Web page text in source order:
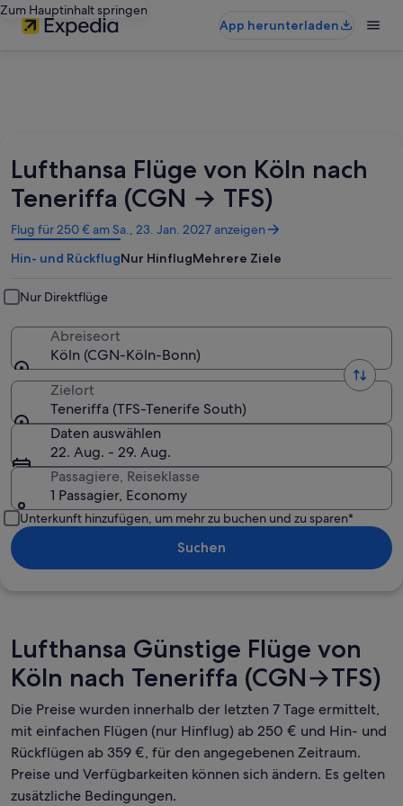
Zum Hauptinhalt springen
App herunterladen
Lufthansa Flüge von Köln nach
Teneriffa (CGN → TFS)
Flug für 250 € am Sa., 23. Jan. 2027 anzeigen
Wird
in
einem
Fenster
geöffnet
Hin- und RückflugNur HinflugMehrere Ziele
Nur Direktflüge
Abreiseort
Köln (CGN-Köln-Bonn)
Zielort
Teneriffa (TFS-Tenerife South)
Daten auswählen
22. Aug. - 29. Aug.
Passagiere, Reiseklasse
1 Passagier, Economy
Unterkunft hinzufügen, um mehr zu buchen und zu sparen*
Suchen
Lufthansa Günstige Flüge von
Köln nach Teneriffa (CGN→TFS)
Die Preise wurden innerhalb der letzten 7 Tage ermittelt,
mit einfachen Flügen (nur Hinflug) ab 250 € und Hin- und
Rückflügen ab 359 €, für den angegebenen Zeitraum.
Preise und Verfügbarkeiten können sich ändern. Es gelten
zusätzliche Bedingungen.